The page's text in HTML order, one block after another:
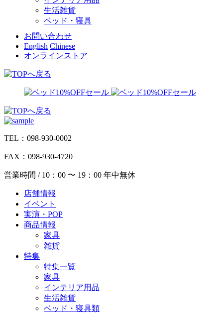
生活雑貨
ベッド・寝具
お問い合わせ
English Chinese
オンラインストア
TEL：098-930-0002
FAX：098-930-4720
営業時間 / 10：00 〜 19：00 年中無休
店舗情報
イベント
実演・POP
商品情報
家具
雑貨
特集
特集一覧
家具
インテリア用品
生活雑貨
ベッド・寝具類